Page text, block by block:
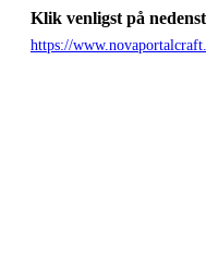
Klik venligst på
https://